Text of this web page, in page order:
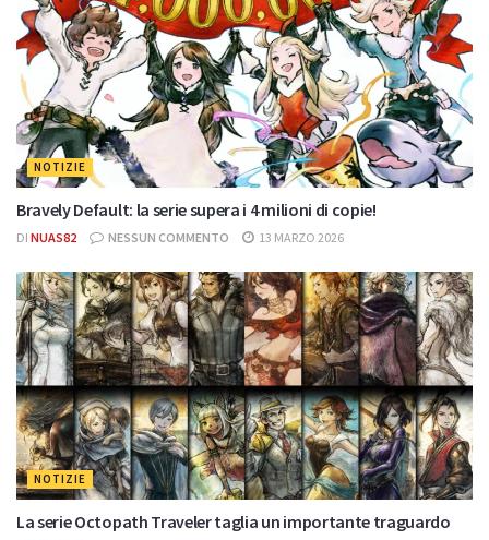
NOTIZIE
Bravely Default: la serie supera i 4 milioni di copie!
DI NUAS82 NESSUN COMMENTO 13 MARZO 2026
NOTIZIE
La serie Octopath Traveler taglia un importante traguardo